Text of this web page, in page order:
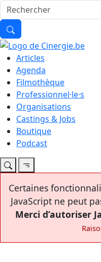
Articles
Agenda
Filmothèque
Professionnel·le·s
Organisations
Castings & Jobs
Boutique
Podcast
Certaines
JavaScript ne peut
Merci d’autoriser